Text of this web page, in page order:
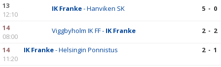
13
12:10
IK Franke- Hanviken SK 5 - 0
14
08:00
Viggbyholm IK FF - IK Franke 2 - 2
14
11:20
IK Franke- Helsingin Ponnistus 2 - 1